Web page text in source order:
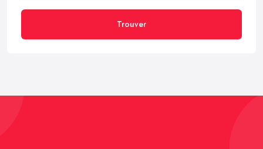
Trouver